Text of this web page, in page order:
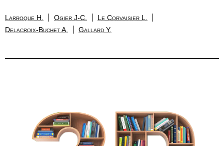
Larroque H. Ogier J-C.
Le Corvaisier L.
Delacroix-Buchet A.
Gallard Y.